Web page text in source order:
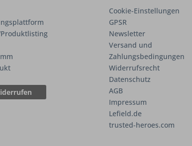
Cookie-Einstellungen
GPSR
Newsletter
Versand und
Zahlungsbedingungen
Widerrufsrecht
Datenschutz
AGB
Impressum
Lefield.de
trusted-heroes.com